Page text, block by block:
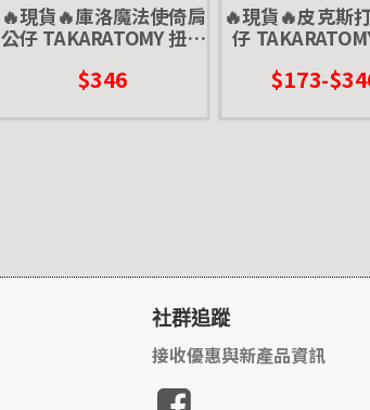
🔥現貨🔥庫洛魔法使倚肩
公仔 TAKARATOMY 扭蛋
$346
🔥現貨🔥皮克斯
仔
布 三眼怪 巴小傑
$173-
社群追蹤
接收優惠與新產品資訊